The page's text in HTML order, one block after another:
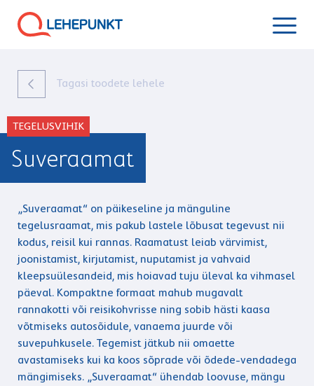
Tagasi toodete lehele
TEGELUSVIHIK
Suveraamat
„Suveraamat“ on päikeseline ja mänguline
tegelusraamat, mis pakub lastele lõbusat tegevust nii
kodus, reisil kui rannas. Raamatust leiab värvimist,
joonistamist, kirjutamist, nuputamist ja vahvaid
kleepsuülesandeid, mis hoiavad tuju üleval ka vihmasel
päeval. Kompaktne formaat mahub mugavalt
rannakotti või reisikohvrisse ning sobib hästi kaasa
võtmiseks autosõidule, vanaema juurde või
suvepuhkusele. Tegemist jätkub nii omaette
avastamiseks kui ka koos sõprade või õdede-vendadega
mängimiseks. „Suveraamat“ ühendab loovuse, mängu